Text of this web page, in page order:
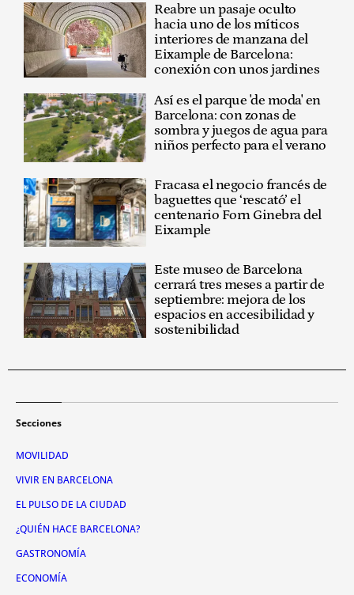
Reabre un pasaje oculto
hacia uno de los míticos
interiores de manzana del
Eixample de Barcelona:
conexión con unos jardines
Así es el parque 'de moda' en
Barcelona: con zonas de
sombra y juegos de agua para
niños perfecto para el verano
Fracasa el negocio francés de
baguettes que ‘rescató’ el
centenario Forn Ginebra del
Eixample
Este museo de Barcelona
cerrará tres meses a partir de
septiembre: mejora de los
espacios en accesibilidad y
sostenibilidad
Secciones
MOVILIDAD
VIVIR EN BARCELONA
EL PULSO DE LA CIUDAD
¿QUIÉN HACE BARCELONA?
GASTRONOMÍA
ECONOMÍA